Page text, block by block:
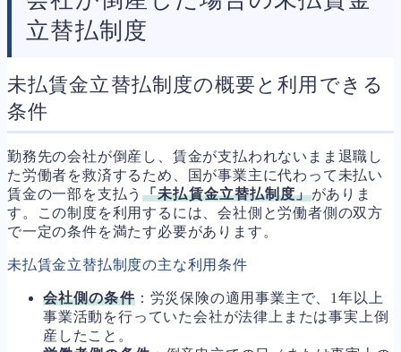
立替払制度
未払賃金立替払制度の概要と利用できる
条件
勤務先の会社が倒産し、賃金が支払われないまま退職し
た労働者を救済するため、国が事業主に代わって未払い
賃金の一部を支払う「未払賃金立替払制度」がありま
す。この制度を利用するには、会社側と労働者側の双方
で一定の条件を満たす必要があります。
未払賃金立替払制度の主な利用条件
会社側の条件：労災保険の適用事業主で、1年以上
事業活動を行っていた会社が法律上または事実上倒
産したこと。